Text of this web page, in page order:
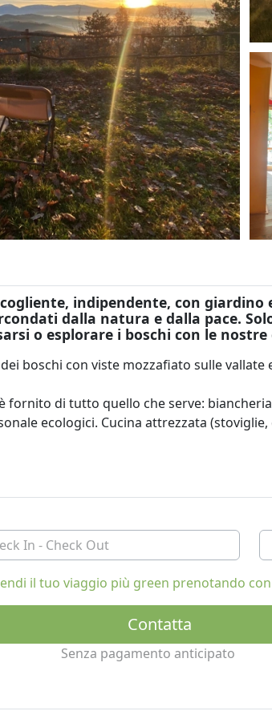
indipendente, con giardino
dalla natura e dalla pace.
o esplorare i boschi con le nostre
boschi con viste mozzafiato sulle vallate
fornito di tutto quello che serve:
ecologici. Cucina attrezzata (stoviglie,
il tuo viaggio più green prenotando
Contatta
Senza pagamento anticipato